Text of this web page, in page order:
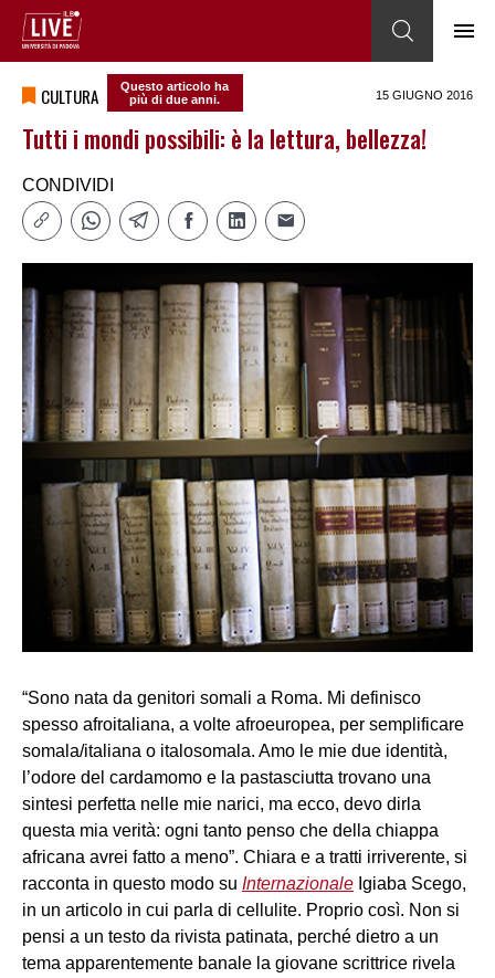
CULTURA
Questo articolo ha
più di due anni.
15 GIUGNO 2016
Tutti i mondi possibili: è la lettura, bellezza!
CONDIVIDI
“Sono nata da genitori somali a Roma. Mi definisco
spesso afroitaliana, a volte afroeuropea, per semplificare
somala/italiana o italosomala. Amo le mie due identità,
l’odore del cardamomo e la pastasciutta trovano una
sintesi perfetta nelle mie narici, ma ecco, devo dirla
questa mia verità: ogni tanto penso che della chiappa
africana avrei fatto a meno”. Chiara e a tratti irriverente, si
racconta in questo modo su Internazionale Igiaba Scego,
in un articolo in cui parla di cellulite. Proprio così. Non si
pensi a un testo da rivista patinata, perché dietro a un
tema apparentemente banale la giovane scrittrice rivela